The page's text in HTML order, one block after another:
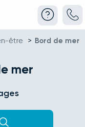
être > Bord de mer
mer